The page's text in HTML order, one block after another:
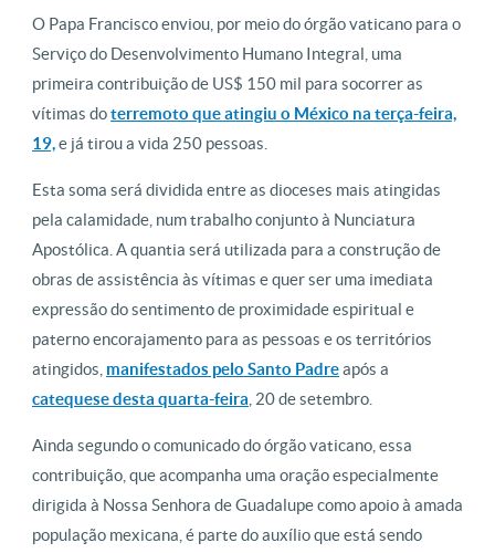
O Papa Francisco enviou, por meio do órgão vaticano para o
Serviço do Desenvolvimento Humano Integral, uma
primeira contribuição de US$ 150 mil para socorrer as
vítimas doterremoto que atingiu o México na terça-feira,
19,e já tirou a vida 250 pessoas.
Esta soma será dividida entre as dioceses mais atingidas
pela calamidade, num trabalho conjunto à Nunciatura
Apostólica. A quantia será utilizada para a construção de
obras de assistência às vítimas e quer ser uma imediata
expressão do sentimento de proximidade espiritual e
paterno encorajamento para as pessoas e os territórios
atingidos, manifestados pelo Santo Padreapós a
catequese desta quarta-feira , 20 de setembro.
Ainda segundo o comunicado do órgão vaticano, essa
contribuição, que acompanha uma oração especialmente
dirigida à Nossa Senhora de Guadalupe como apoio à amada
população mexicana, é parte do auxílio que está sendo